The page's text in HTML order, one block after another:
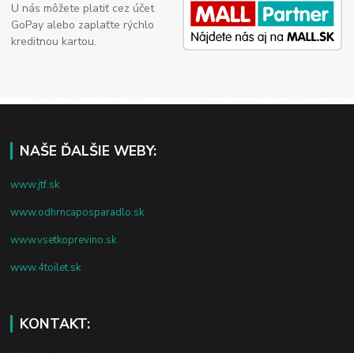
U nás môžete platiť cez účet
GoPay alebo zaplaťte rýchlo
kreditnou kartou.
NAŠE ĎALŠIE WEBY:
www.jtf.sk
www.odhrncaposparadlo.sk
www.vsetkoprevino.sk
www.4toilet.sk
KONTAKT: